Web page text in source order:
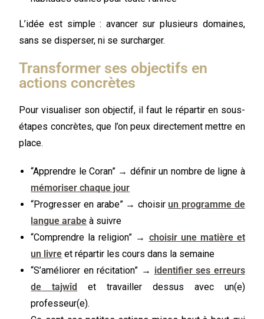
L’idée est simple : avancer sur plusieurs domaines,
sans se disperser, ni se surcharger.
Transformer ses objectifs en
actions concrètes
Pour visualiser son objectif, il faut le répartir en sous-
étapes concrètes, que l’on peux directement mettre en
place.
“Apprendre le Coran” → définir un nombre de ligne à
mémoriser chaque jour
“Progresser en arabe” → choisirun programme de
langue arabe à suivre
“Comprendre la religion” → choisir une matière et
un livre et répartir les cours dans la semaine
“S’améliorer en récitation” → identifier ses erreurs
de tajwîd et travailler dessus avec un(e)
professeur(e).